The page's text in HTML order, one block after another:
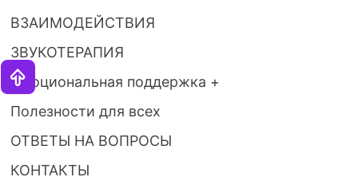
ВЗАИМОДЕЙСТВИЯ
ЗВУКОТЕРАПИЯ
Эмоциональная поддержка +
Полезности для всех
ОТВЕТЫ НА ВОПРОСЫ
КОНТАКТЫ